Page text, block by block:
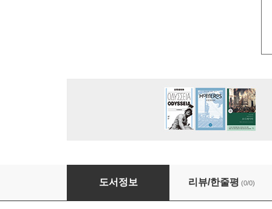
AI - DIGITAL 수업기록
도서정보 리뷰/한줄평 (0/0)